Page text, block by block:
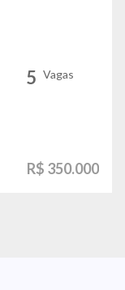
5 Vagas
R$ 350.000